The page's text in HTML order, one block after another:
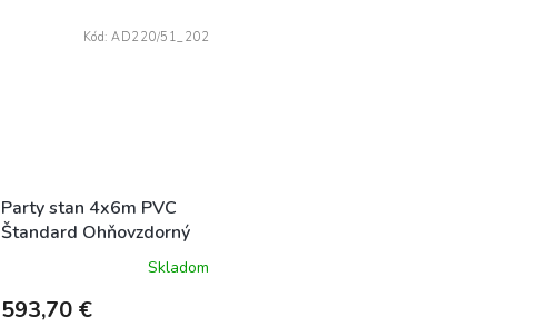
Party stan 4x6m PVC
Štandard Ohňovzdorný
Skladom
593,70 €
Kód: AD220/51_202